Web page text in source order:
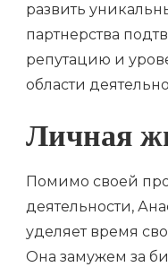
развить
партнерства
репутацию и
области
Личная
Помимо своей
деятельности,
уделяет время
Она замужем за